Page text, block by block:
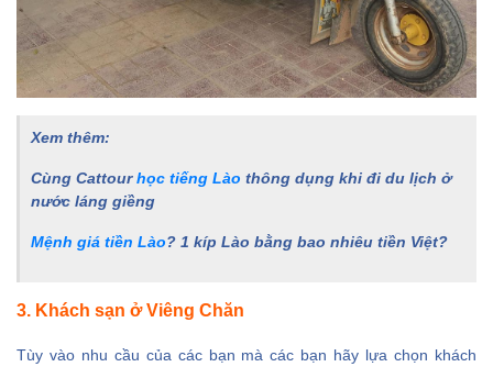
Xem thêm:
Cùng Cattourhọc tiếng Lào thông dụng khi đi du lịch ở
nước láng giềng
Mệnh giá tiền Lào? 1 kíp Lào bằng bao nhiêu tiền Việt?
3. Khách sạn ở Viêng Chăn
Tùy vào nhu cầu của các bạn mà các bạn hãy lựa chọn khách